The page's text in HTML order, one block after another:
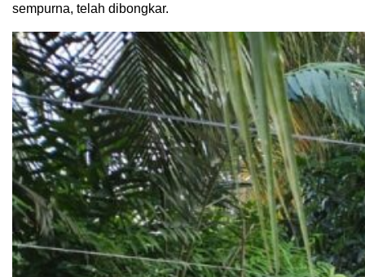
sempurna, telah dibongkar.